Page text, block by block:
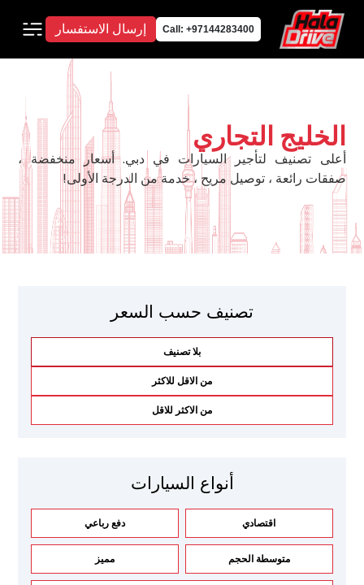
Call: +97144283400 إرسال الاستفسار
الخليج التجاري
أعلى تصنيف لتأجير السيارات في دبي. أسعار منخفضة ،
صفقات رائعة ، توصيل مريح ، خدمة من الدرجة الأولى!
تصنيف حسب السعر
بلا تصنيف
من الاقل للاكثر
من الاكثر للاقل
أنواع السيارات
اقتصادي دفع رباعي
متوسطة الحجم مميز